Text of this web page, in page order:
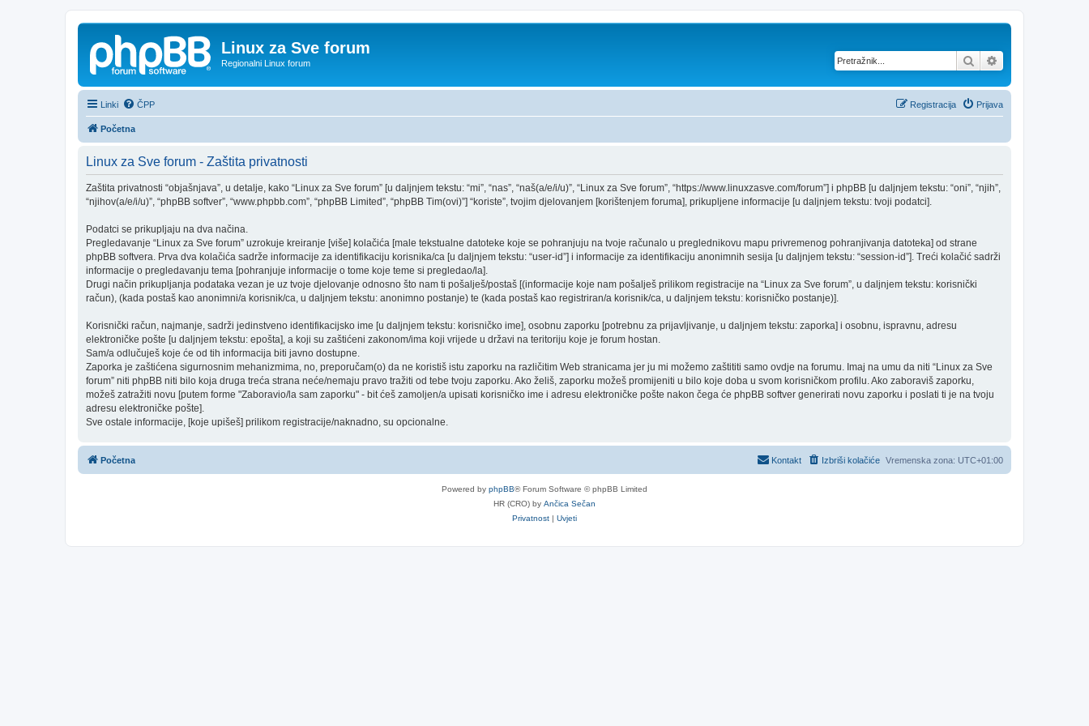
Linux za Sve forum
Regionalni Linux forum Pretražnik
Linki ČPP Prijava
Registracija
Početna
Linux za Sve forum - Zaštita privatnosti
Zaštita privatnosti “objašnjava”, u detalje, kako “Linux za Sve forum” [u daljnjem tekstu: “mi”, “nas”, “naš(a/e/i/u)”, “Linux za Sve forum”, “https://www.linuxzasve.com/forum”] i phpBB [u daljnjem tekstu: “oni”, “njih”,
“njihov(a/e/i/u)”, “phpBB softver”, “www.phpbb.com”, “phpBB Limited”, “phpBB Tim(ovi)”] “koriste”, tvojim djelovanjem [korištenjem foruma], prikupljene informacije [u daljnjem tekstu: tvoji podatci].
Podatci se prikupljaju na dva načina.
Pregledavanje “Linux za Sve forum” uzrokuje kreiranje [više] kolačića [male tekstualne datoteke koje se pohranjuju na tvoje računalo u preglednikovu mapu privremenog pohranjivanja datoteka] od strane
phpBB softvera. Prva dva kolačića sadrže informacije za identifikaciju korisnika/ca [u daljnjem tekstu: “user-id”] i informacije za identifikaciju anonimnih sesija [u daljnjem tekstu: “session-id”]. Treći kolačić sadrži
informacije o pregledavanju tema [pohranjuje informacije o tome koje teme si pregledao/la].
Drugi način prikupljanja podataka vezan je uz tvoje djelovanje odnosno što nam ti pošalješ/postaš [(informacije koje nam pošalješ prilikom registracije na “Linux za Sve forum”, u daljnjem tekstu: korisnički
račun), (kada postaš kao anonimni/a korisnik/ca, u daljnjem tekstu: anonimno postanje) te (kada postaš kao registriran/a korisnik/ca, u daljnjem tekstu: korisničko postanje)].
Korisnički račun, najmanje, sadrži jedinstveno identifikacijsko ime [u daljnjem tekstu: korisničko ime], osobnu zaporku [potrebnu za prijavljivanje, u daljnjem tekstu: zaporka] i osobnu, ispravnu, adresu
elektroničke pošte [u daljnjem tekstu: epošta], a koji su zaštićeni zakonom/ima koji vrijede u državi na teritoriju koje je forum hostan.
Sam/a odlučuješ koje će od tih informacija biti javno dostupne.
Zaporka je zaštićena sigurnosnim mehanizmima, no, preporučam(o) da ne koristiš istu zaporku na različitim Web stranicama jer ju mi možemo zaštititi samo ovdje na forumu. Imaj na umu da niti “Linux za Sve
forum” niti phpBB niti bilo koja druga treća strana neće/nemaju pravo tražiti od tebe tvoju zaporku. Ako želiš, zaporku možeš promijeniti u bilo koje doba u svom korisničkom profilu. Ako zaboraviš zaporku,
možeš zatražiti novu [putem forme "Zaboravio/la sam zaporku" - bit ćeš zamoljen/a upisati korisničko ime i adresu elektroničke pošte nakon čega će phpBB softver generirati novu zaporku i poslati ti je na tvoju
adresu elektroničke pošte].
Sve ostale informacije, [koje upišeš] prilikom registracije/naknadno, su opcionalne.
Početna Vremenska zona: UTC+01:00
Izbriši kolačiće
Kontakt
Powered by phpBB® Forum Software © phpBB Limited
HR (CRO) by Ančica Sečan
Privatnost | Uvjeti